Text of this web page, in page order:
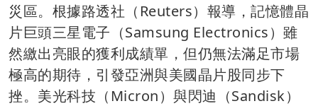
災區。根據路透社（Reuters）報導，記憶體晶
片巨頭三星電子（Samsung Electronics）雖
然繳出亮眼的獲利成績單，但仍無法滿足市場
極高的期待，引發亞洲與美國晶片股同步下
挫。美光科技（Micron）與閃迪（Sandisk）